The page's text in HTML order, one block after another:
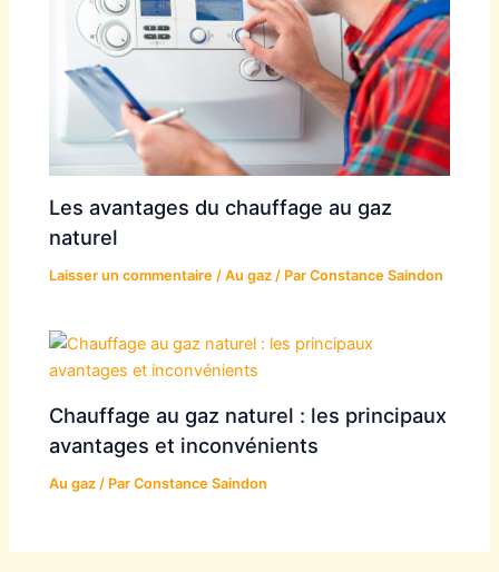
Les avantages du chauffage au gaz
naturel
Laisser un commentaire /Au gaz / ParConstance Saindon
Chauffage au gaz naturel : les principaux
avantages et inconvénients
Au gaz / ParConstance Saindon